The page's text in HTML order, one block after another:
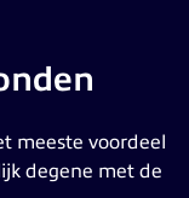
meeste voordeel
degene met de